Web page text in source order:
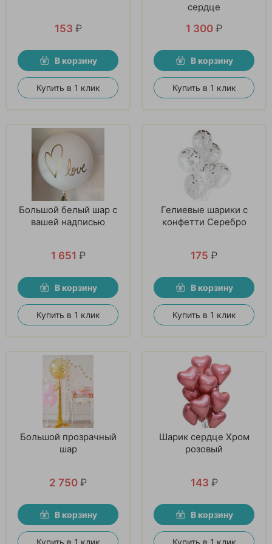
153 ₽
В корзину
Купить в 1 клик
сердце
1 300 ₽
В корзину
Купить в 1 клик
Большой белый шар с
вашей надписью
1 651 ₽
В корзину
Купить в 1 клик
Гелиевые шарики с
конфетти Серебро
175 ₽
В корзину
Купить в 1 клик
Большой прозрачный
шар
2 750 ₽
В корзину
Купить в 1 клик
Шарик сердце Хром
розовый
143 ₽
В корзину
Купить в 1 клик